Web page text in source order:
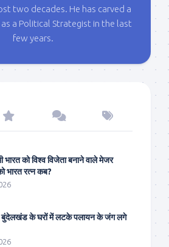
two decades. He has carved a
a Political Strategist in the last
few years.
भारत को विश्व विजेता बनाने वाले मेजर
भारत रत्न कब?
के घरों में लटके पलायन के जंग लगे